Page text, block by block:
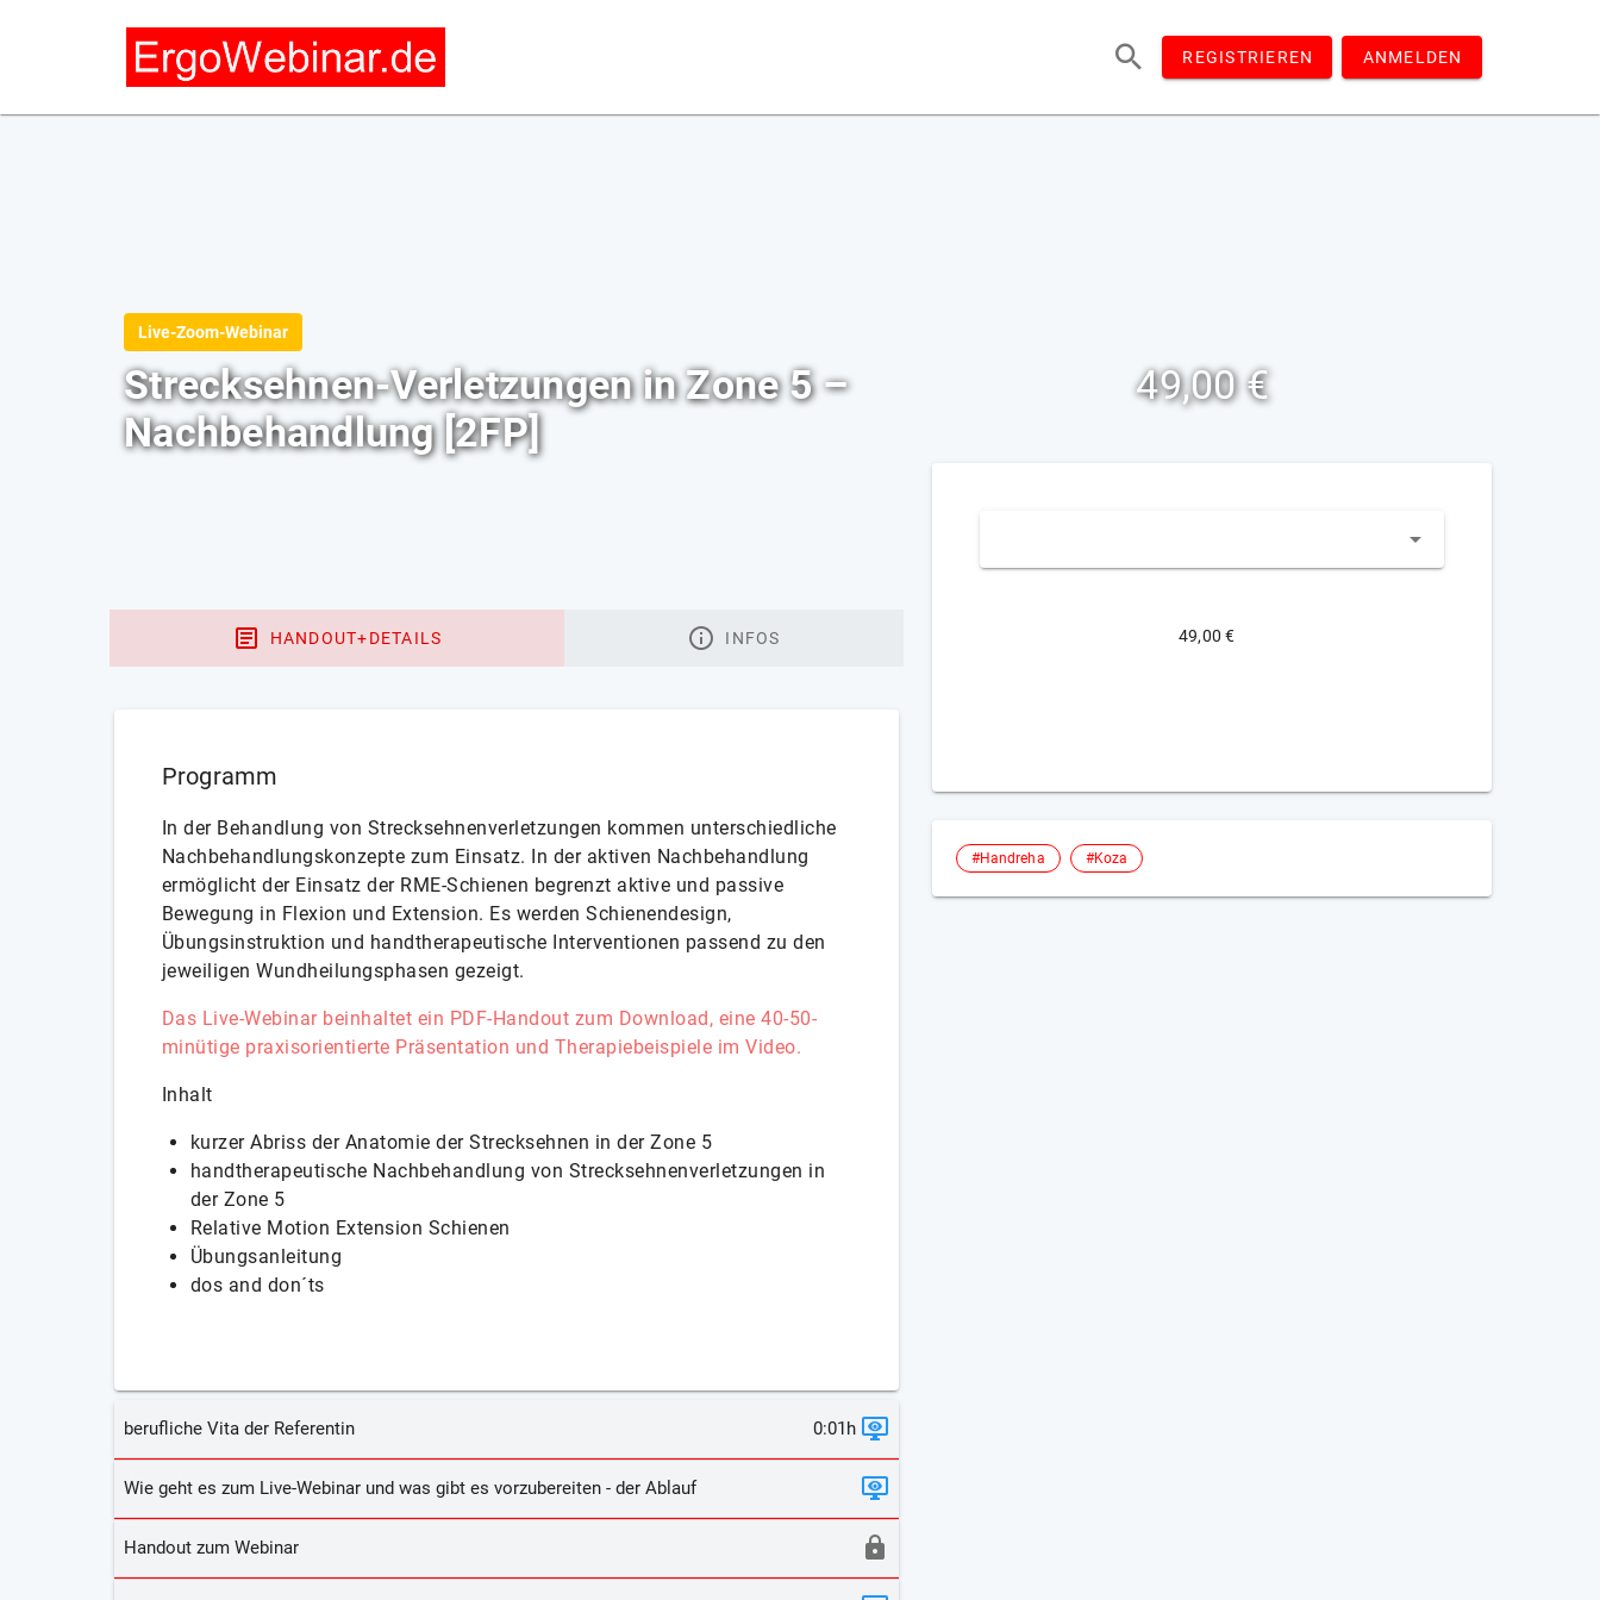
REGISTRIEREN ANMELDEN
Live-Zoom-Webinar
Strecksehnen-Verletzungen in Zone 5 –
Nachbehandlung [2FP]
49,00 €
HANDOUT+DETAILS INFOS
Programm
In der Behandlung von Strecksehnenverletzungen kommen unterschiedliche
Nachbehandlungskonzepte zum Einsatz. In der aktiven Nachbehandlung
ermöglicht der Einsatz der RME-Schienen begrenzt aktive und passive
Bewegung in Flexion und Extension. Es werden Schienendesign,
Übungsinstruktion und handtherapeutische Interventionen passend zu den
jeweiligen Wundheilungsphasen gezeigt.
Das Live-Webinar beinhaltet ein PDF-Handout zum Download, eine 40-50-
minütige praxisorientierte Präsentation und Therapiebeispiele im Video.
Inhalt
kurzer Abriss der Anatomie der Strecksehnen in der Zone 5
handtherapeutische Nachbehandlung von Strecksehnenverletzungen in
der Zone 5
Relative Motion Extension Schienen
Übungsanleitung
dos and don´ts
berufliche Vita der Referentin 0:01h
Wie geht es zum Live-Webinar und was gibt es vorzubereiten - der Ablauf
Handout zum Webinar
49,00 €
#Handreha #Koza